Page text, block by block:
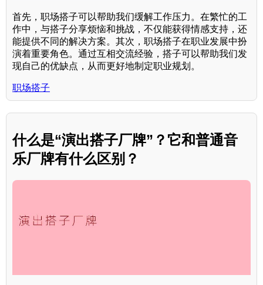
首先，职场搭子可以帮助我们缓解工作压力。在繁忙的工
作中，与搭子分享烦恼和挑战，不仅能获得情感支持，还
能提供不同的解决方案。其次，职场搭子在职业发展中扮
演着重要角色。通过互相交流经验，搭子可以帮助我们发
现自己的优缺点，从而更好地制定职业规划。
职场搭子
什么是“演出搭子厂牌”？它和普通音
乐厂牌有什么区别？